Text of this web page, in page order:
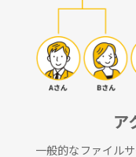
ア
一般的なファイル